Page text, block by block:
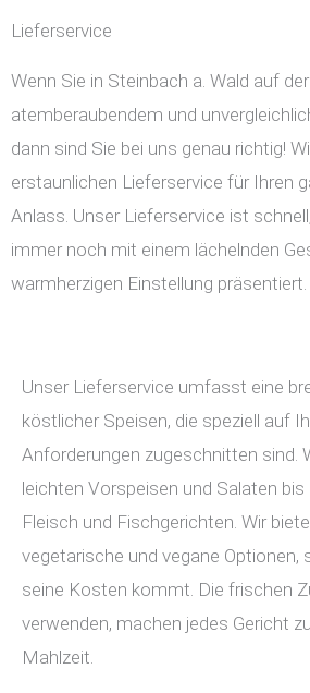
Lieferservice
Wenn Sie in Steinbach a. Wald auf
atemberaubendem und
dann sind Sie bei uns genau richtig!
erstaunlichen Lieferservice für Ihren
Anlass. Unser Lieferservice ist
immer noch mit einem lächelnden
warmherzigen Einstellung präsentiert.
Unser Lieferservice umfasst eine
köstlicher Speisen, die speziell auf
Anforderungen zugeschnitten sind.
leichten Vorspeisen und Salaten
Fleisch und Fischgerichten. Wir
vegetarische und vegane Optionen,
seine Kosten kommt. Die frischen
verwenden, machen jedes Gericht
Mahlzeit.